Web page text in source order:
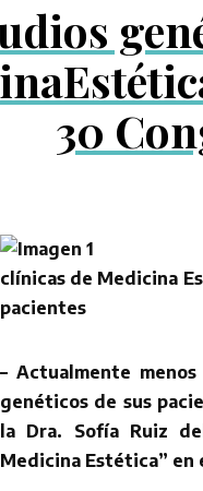
30
clínicas de Medicina
pacientes
– Actualmente
genéticos de sus
la Dra. Sofía Ruiz
Medicina Estética” en